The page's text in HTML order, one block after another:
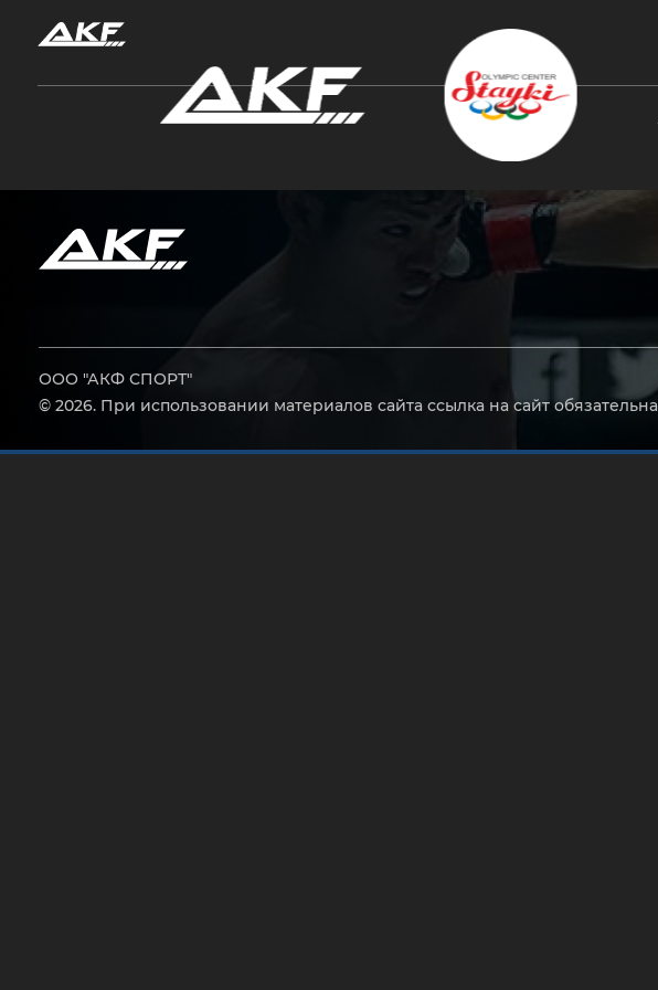
ООО "АКФ СПОРТ"
© 2026. При использовании материалов сайта ссылка на сайт обязательна
Нажмите Enter для поиска или Esc, чтобы закрыть